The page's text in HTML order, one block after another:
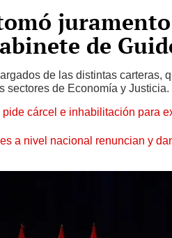
de
de las distintas carteras,
sectores de Economía y Justicia.
cárcel e inhabilitación para
a nivel nacional renuncian y